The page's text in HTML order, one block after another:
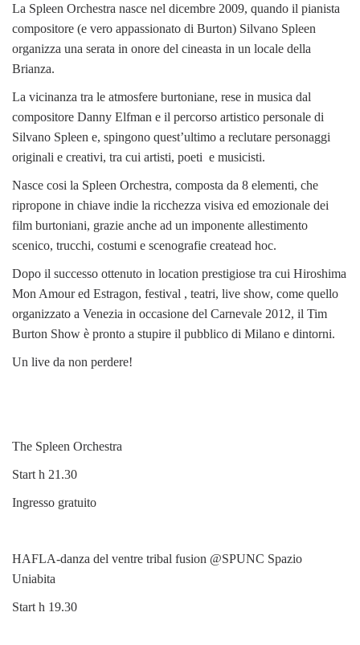
La Spleen Orchestra nasce nel dicembre 2009, quando il pianista
compositore (e vero appassionato di Burton) Silvano Spleen
organizza una serata in onore del cineasta in un locale della
Brianza.
La vicinanza tra le atmosfere burtoniane, rese in musica dal
compositore Danny Elfman e il percorso artistico personale di
Silvano Spleen e, spingono quest’ultimo a reclutare personaggi
originali e creativi, tra cui artisti, poeti e musicisti.
Nasce cosi la Spleen Orchestra, composta da 8 elementi, che
ripropone in chiave indie la ricchezza visiva ed emozionale dei
film burtoniani, grazie anche ad un imponente allestimento
scenico, trucchi, costumi e scenografie createad hoc.
Dopo il successo ottenuto in location prestigiose tra cui Hiroshima
Mon Amour ed Estragon, festival , teatri, live show, come quello
organizzato a Venezia in occasione del Carnevale 2012, il Tim
Burton Show è pronto a stupire il pubblico di Milano e dintorni.
Un live da non perdere!
The Spleen Orchestra
Start h 21.30
Ingresso gratuito
HAFLA-danza del ventre tribal fusion @SPUNC Spazio
Uniabita
Start h 19.30